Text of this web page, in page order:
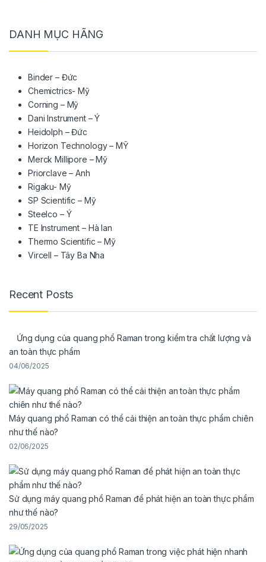
DANH MỤC HÃNG
Binder – Đức
Chemictrics- Mỹ
Corning – Mỹ
Dani Instrument – Ý
Heidolph – Đức
Horizon Technology – MỸ
Merck Millipore – Mỹ
Priorclave – Anh
Rigaku- Mỹ
SP Scientific – Mỹ
Steelco – Ý
TE Instrument – Hà lan
Thermo Scientific – Mỹ
Vircell – Tây Ba Nha
Recent Posts
Ứng dụng của quang phổ Raman trong kiểm tra chất lượng và
an toàn thực phẩm
04/06/2025
Máy quang phổ Raman có thể cải thiện an toàn thực phẩm chiên
như thế nào?
02/06/2025
Sử dụng máy quang phổ Raman để phát hiện an toàn thực phẩm
như thế nào?
29/05/2025